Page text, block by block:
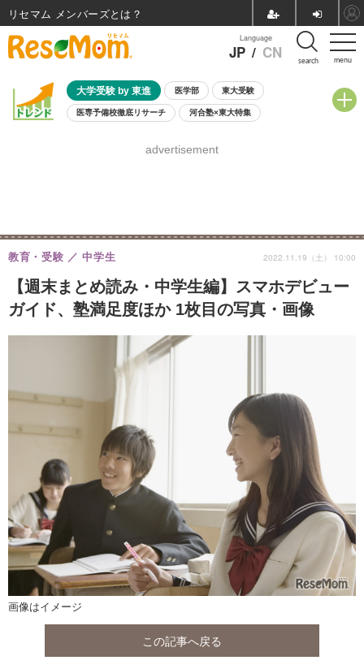
menu
Language
JP / CN search
大学受験 by 東進 医学部 東大受験
医専予備校徹底リサーチ 河合塾×東大特集
8月開催学校説明会・相談会
advertisement
【週末まとめ読み・中学生編】スマホデビュー
ガイド、塾満足度ほか 1枚目の写真・画像
教育・受験 中学生 2022.11.19（土） 10:00
画像はイメージ
この記事へ戻る
リセマム メンバーズ